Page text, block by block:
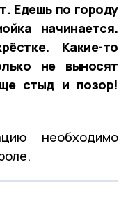
Едешь по городу
начинается.
Какие-то
не выносят
стыд и позор!
необходимо